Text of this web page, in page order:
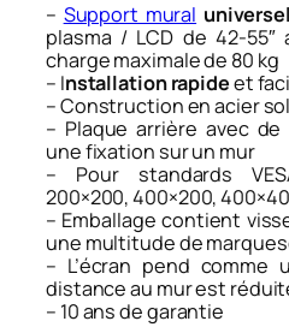
– Support mural universel
plasma / LCD de 42-
charge maximale de 80 kg
– Installation rapideet
– Construction en acier
– Plaque arrière avec
une fixation sur un mur
– Pour standards
200×200, 400×200,
– Emballage contient
une multitude de
– L’écran pend comme
distance au mur est
– 10 ans de garantie